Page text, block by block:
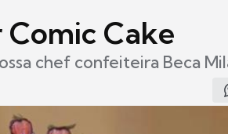
Cake
chef confeiteira Beca